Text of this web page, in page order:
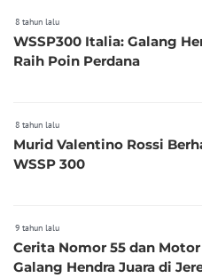
8 tahun lalu
WSSP300 Italia: Galang
Raih Poin Perdana
8 tahun lalu
Murid Valentino Rossi
WSSP 300
9 tahun lalu
Cerita Nomor 55 dan
Galang Hendra Juara di